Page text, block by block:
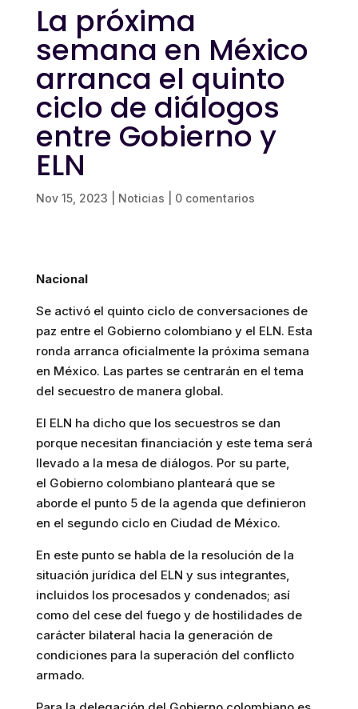
La próxima
semana en México
arranca el quinto
ciclo de diálogos
entre Gobierno y
ELN
Nov 15, 2023 Noticias 0 comentarios
Nacional
Se activó el quinto ciclo de conversaciones de
paz entre el Gobierno colombiano y el ELN. Esta
ronda arranca oficialmente la próxima semana
en México. Las partes se centrarán en el tema
del secuestro de manera global.
El ELN ha dicho que los secuestros se dan
porque necesitan financiación y este tema será
llevado a la mesa de diálogos. Por su parte,
el Gobierno colombiano planteará que se
aborde el punto 5 de la agenda que definieron
en el segundo ciclo en Ciudad de México.
En este punto se habla de la resolución de la
situación jurídica del ELN y sus integrantes,
incluidos los procesados y condenados; así
como del cese del fuego y de hostilidades de
carácter bilateral hacia la generación de
condiciones para la superación del conflicto
armado.